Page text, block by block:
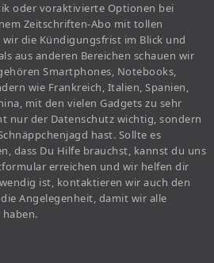
oder voraktivierte Optionen bei
Zeitschriften-Abo mit tollen
wir die Kündigungsfrist im Blick und
aus anderen Bereichen schauen wir
Smartphones, Notebooks,
wie Frankreich, Italien, Spanien,
mit den vielen Gadgets zu sehr
nur der Datenschutz wichtig, sondern
hast. Sollte es
dass Du Hilfe brauchst, kannst du uns
erreichen und wir helfen dir
ist, kontaktieren wir auch den
Angelegenheit, damit wir alle